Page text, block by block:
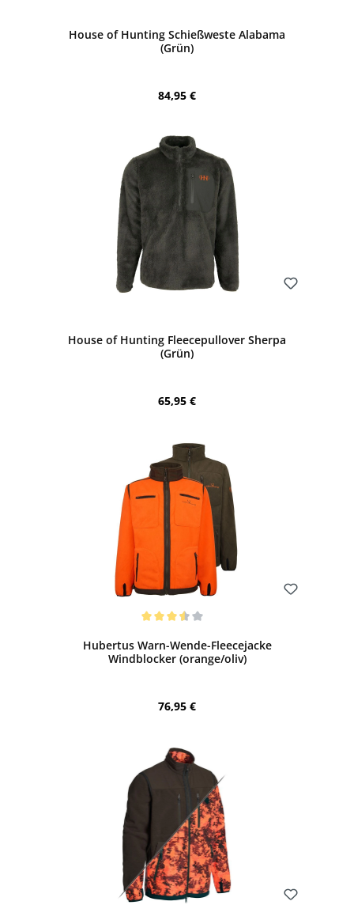
House of Hunting Schießweste Alabama
(Grün)
Regulärer Preis:
84,95 €
House of Hunting Fleecepullover Sherpa
(Grün)
Regulärer Preis:
65,95 €
Hubertus Warn-Wende-Fleecejacke
Windblocker (orange/oliv)
Regulärer Preis:
76,95 €